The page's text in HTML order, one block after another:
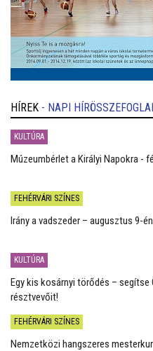
HÍREK - NAPI
KULTÚRA
Múzeumbérlet a Királyi Napokra -
FEHÉRVÁRI SZÍNES
Irány a vadszeder – augusztus 9-
KULTÚRA
Egy kis kosárnyi törődés –
résztvevőit!
FEHÉRVÁRI SZÍNES
Nemzetközi hangszeres